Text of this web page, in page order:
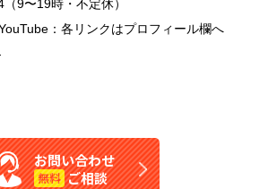
9〜19時・不定休）
：各リンクはプロフィール欄へ
お問い合わせ
無料 ご相談